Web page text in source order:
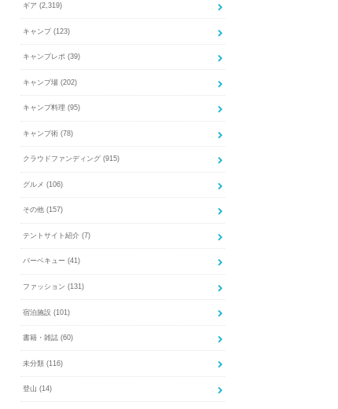
ギア (2,319)
キャンプ (123)
キャンプレポ (39)
キャンプ場 (202)
キャンプ料理 (95)
キャンプ術 (78)
クラウドファンディング (915)
グルメ (106)
その他 (157)
テントサイト紹介 (7)
バーベキュー (41)
ファッション (131)
宿泊施設 (101)
書籍・雑誌 (60)
未分類 (116)
登山 (14)